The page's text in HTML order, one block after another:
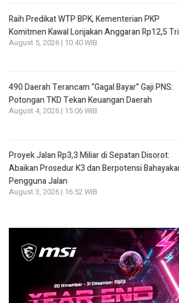
Raih Predikat WTP BPK, Kementerian PKP
Komitmen Kawal Lonjakan Anggaran Rp12,5
August 5, 2026 | 10:40 WIB
490 Daerah Terancam “Gagal Bayar” Gaji PNS:
Potongan TKD Tekan Keuangan Daerah
August 4, 2026 | 15:06 WIB
Proyek Jalan Rp3,3 Miliar di Sepatan Disorot:
Abaikan Prosedur K3 dan Berpotensi
Pengguna Jalan
August 3, 2026 | 16:52 WIB